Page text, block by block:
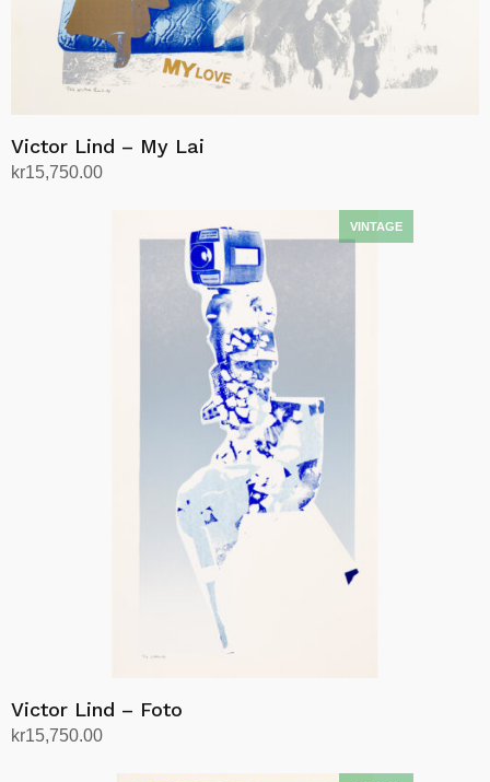
Victor Lind – My Lai
kr15,750.00
Victor Lind – Foto
kr15,750.00